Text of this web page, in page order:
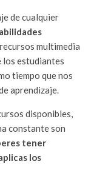
de cualquier
multimedia
los estudiantes
tiempo que nos
aprendizaje.
disponibles,
constante son
tener
los